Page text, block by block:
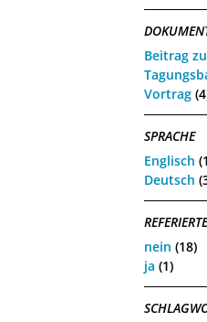
Beitrag
Vortrag
SPRACHE
Englisch
Deutsch
nein (18)
ja (1)